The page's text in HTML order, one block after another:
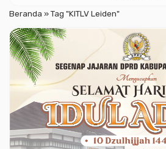
Beranda »Tag "KITLV Leiden"